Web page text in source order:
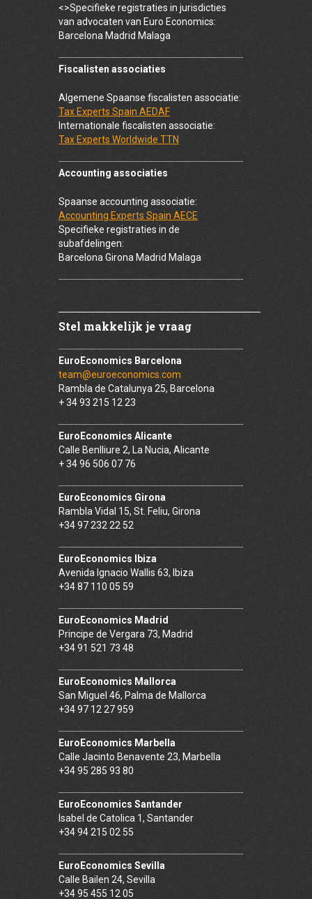
<>Specifieke registraties in jurisdicties
van advocaten van Euro Economics:
Barcelona Madrid Malaga
Fiscalisten associaties
Algemene Spaanse fiscalisten associatie:
Tax Experts Spain AEDAF
Internationale fiscalisten associatie:
Tax Experts Worldwide TTN
Accounting associaties
Spaanse accounting associatie:
Accounting Experts Spain AECE
Specifieke registraties in de
subafdelingen:
Barcelona Girona Madrid Malaga
Stel makkelijk je vraag
EuroEconomics Barcelona
team@euroeconomics.com
Rambla de Catalunya 25, Barcelona
+ 34 93 215 12 23
EuroEconomics Alicante
Calle Benlliure 2, La Nucia, Alicante
+ 34 96 506 07 76
EuroEconomics Girona
Rambla Vidal 15, St. Feliu, Girona
+34 97 232 22 52
EuroEconomics Ibiza
Avenida Ignacio Wallis 63, Ibiza
+34 87 110 05 59
EuroEconomics Madrid
Principe de Vergara 73, Madrid
+34 91 521 73 48
EuroEconomics Mallorca
San Miguel 46, Palma de Mallorca
+34 97 12 27 959
EuroEconomics Marbella
Calle Jacinto Benavente 23, Marbella
+34 95 285 93 80
EuroEconomics Santander
Isabel de Catolica 1, Santander
+34 94 215 02 55
EuroEconomics Sevilla
Calle Bailen 24, Sevilla
+34 95 455 12 05